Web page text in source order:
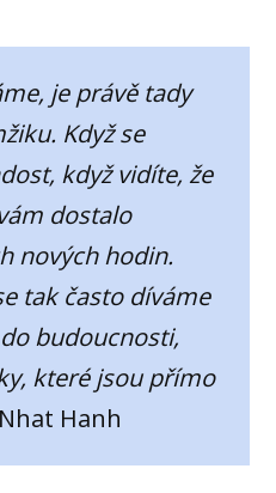
je právě tady
Když se
když vidíte, že
dostalo
nových hodin.
tak často díváme
budoucnosti,
které jsou přímo
Hanh